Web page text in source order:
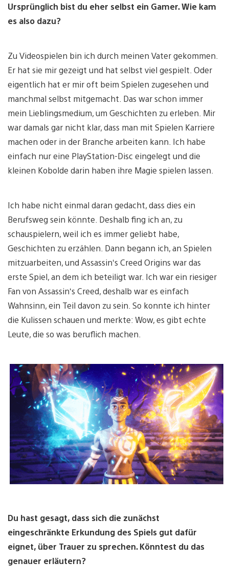
Ursprünglich bist du eher selbst ein Gamer. Wie kam
es also dazu?
Zu Videospielen bin ich durch meinen Vater gekommen.
Er hat sie mir gezeigt und hat selbst viel gespielt. Oder
eigentlich hat er mir oft beim Spielen zugesehen und
manchmal selbst mitgemacht. Das war schon immer
mein Lieblingsmedium, um Geschichten zu erleben. Mir
war damals gar nicht klar, dass man mit Spielen Karriere
machen oder in der Branche arbeiten kann. Ich habe
einfach nur eine PlayStation-Disc eingelegt und die
kleinen Kobolde darin haben ihre Magie spielen lassen.
Ich habe nicht einmal daran gedacht, dass dies ein
Berufsweg sein könnte. Deshalb fing ich an, zu
schauspielern, weil ich es immer geliebt habe,
Geschichten zu erzählen. Dann begann ich, an Spielen
mitzuarbeiten, und Assassin‘s Creed Origins war das
erste Spiel, an dem ich beteiligt war. Ich war ein riesiger
Fan von Assassin‘s Creed, deshalb war es einfach
Wahnsinn, ein Teil davon zu sein. So konnte ich hinter
die Kulissen schauen und merkte: Wow, es gibt echte
Leute, die so was beruflich machen.
Du hast gesagt, dass sich die zunächst
eingeschränkte Erkundung des Spiels gut dafür
eignet, über Trauer zu sprechen. Könntest du das
genauer erläutern?